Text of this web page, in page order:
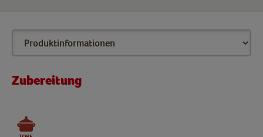
Zubereitung